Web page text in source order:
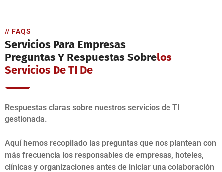
// FAQS
Servicios Para Empresas
Preguntas Y Respuestas SobreLos
Servicios De TI De
Respuestas claras sobre nuestros servicios de TI
gestionada.
Aquí hemos recopilado las preguntas que nos plantean con
más frecuencia los responsables de empresas, hoteles,
clínicas y organizaciones antes de iniciar una colaboración